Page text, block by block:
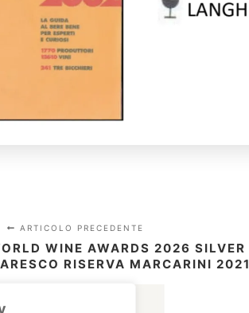
ARTICOLO PRECEDENTE
WINE AWARDS 2026 SILVER
RISERVA MARCARINI 2021